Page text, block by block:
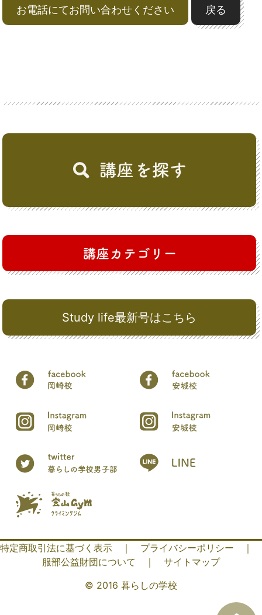
Study life最新号はこちら
お電話にてお問い合わせください 戻る
特定商取引法に基づく表示 ｜ プライバシーポリシー
｜
服部公益財団について
｜
サイトマップ
© 2016 暮らしの学校